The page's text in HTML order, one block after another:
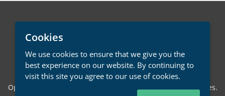
Kontakt os betingelserne
Ophavsret © 2026 LMD Systems. Alle rettigheder forbeholdes.
Cookies
We use cookies to ensure that we give you the
best experience on our website. By continuing to
visit this site you agree to our use of cookies.